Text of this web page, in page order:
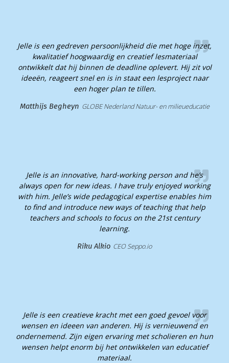
Jelle is een gedreven persoonlijkheid die met hoge inzet,
kwalitatief hoogwaardig en creatief lesmateriaal
ontwikkelt dat hij binnen de deadline oplevert. Hij zit vol
ideeën, reageert snel en is in staat een lesproject naar
een hoger plan te tillen.
Matthijs Begheyn​ GLOBE Nederland Natuur- en milieueducatie​
Jelle is an innovative, hard-working person and he’s
always open for new ideas. I have truly enjoyed working
with him. Jelle’s wide pedagogical expertise enables him
to find and introduce new ways of teaching that help
teachers and schools to focus on the 21st century
learning.​
Riku Alkio CEO Seppo.io
Jelle is een creatieve kracht met een goed gevoel voor
wensen en ideeen van anderen. Hij is vernieuwend en
ondernemend. Zijn eigen ervaring met scholieren en hun
wensen helpt enorm bij het ontwikkelen van educatief
materiaal.​